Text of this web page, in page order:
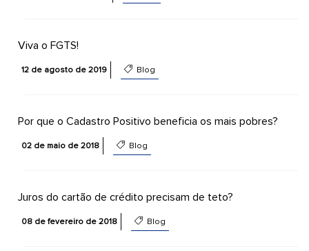
Viva o FGTS!
12 de agosto de 2019 Blog
Por que o Cadastro Positivo beneficia os mais pobres?
02 de maio de 2018 Blog
Juros do cartão de crédito precisam de teto?
08 de fevereiro de 2018 Blog